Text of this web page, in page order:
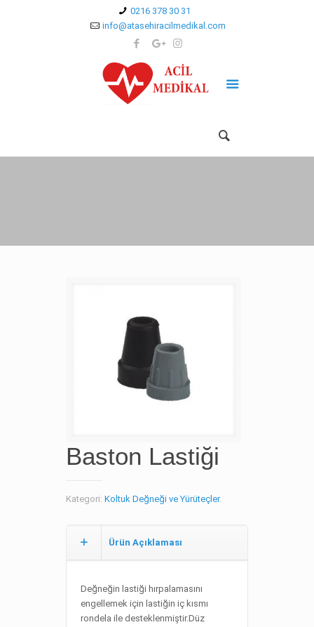
0216 378 30 31
info@atasehiracilmedikal.com
Baston Lastiği
Kategori: Koltuk Değneği ve Yürüteçler.
Ürün Açıklaması
Değneğin lastiği hırpalamasını
engellemek için lastiğin iç kısmı
rondela ile desteklenmiştir.Düz